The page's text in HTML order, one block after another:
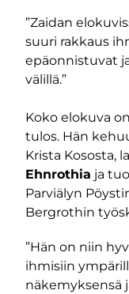
”Zaidan
suuri rakkaus
epäonnistuvat
välillä.”
Koko elokuva
tulos. Hän
Krista Kososta,
Ehnrothia ja
Parviälyn
Bergrothin
”Hän on niin
ihmisiin
näkemyksensä